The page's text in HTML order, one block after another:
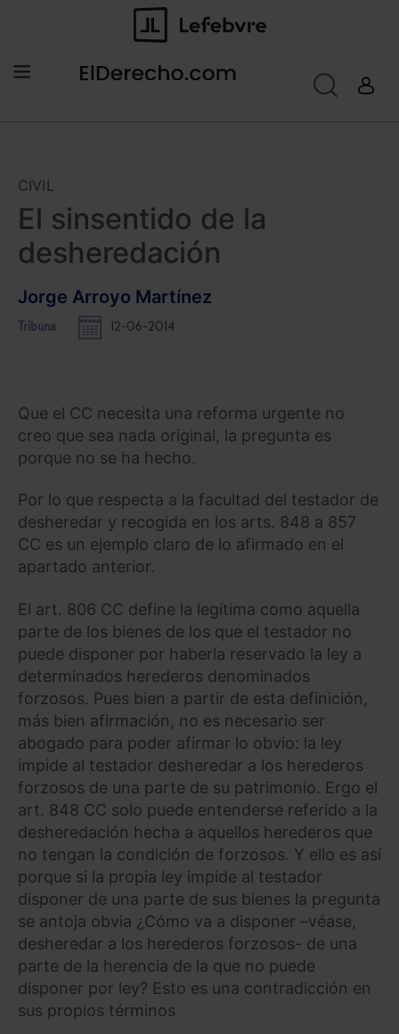
CIVIL
El sinsentido de la
desheredación
Jorge Arroyo Martínez
Tribuna 12-06-2014
Que el CC necesita una reforma urgente no
creo que sea nada original, la pregunta es
porque no se ha hecho.
Por lo que respecta a la facultad del testador de
desheredar y recogida en los arts. 848 a 857
CC es un ejemplo claro de lo afirmado en el
apartado anterior.
El art. 806 CC define la legítima como aquella
parte de los bienes de los que el testador no
puede disponer por haberla reservado la ley a
determinados herederos denominados
forzosos. Pues bien a partir de esta definición,
más bien afirmación, no es necesario ser
abogado para poder afirmar lo obvio: la ley
impide al testador desheredar a los herederos
forzosos de una parte de su patrimonio. Ergo el
art. 848 CC solo puede entenderse referido a la
desheredación hecha a aquellos herederos que
no tengan la condición de forzosos. Y ello es así
porque si la propia ley impide al testador
disponer de una parte de sus bienes la pregunta
se antoja obvia ¿Cómo va a disponer –véase,
desheredar a los herederos forzosos- de una
parte de la herencia de la que no puede
disponer por ley? Esto es una contradicción en
sus propios términos